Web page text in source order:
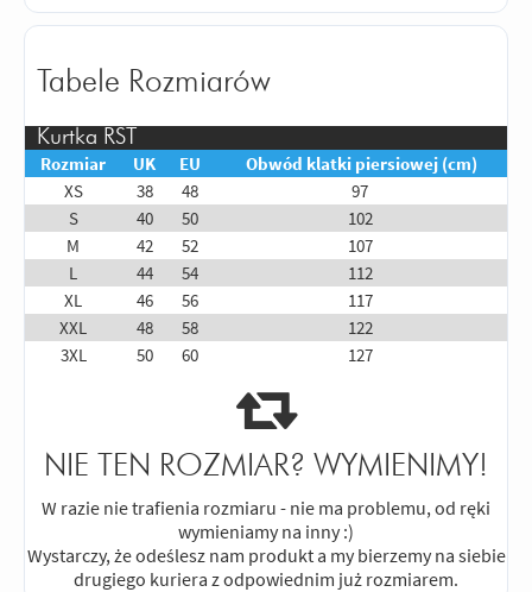
Tabele Rozmiarów
Kurtka RST
Rozmiar
UK EU
Obwód klatki piersiowej (cm)
XS
38 48
97
S
40 50
102
M
42 52
107
L
44 54
112
XL
46 56
117
XXL
48 58
122
3XL
50 60 127
NIE TEN ROZMIAR? WYMIENIMY!
W razie nie trafienia rozmiaru - nie ma problemu, od ręki
wymieniamy na inny :)
Wystarczy, że odeślesz nam produkt a my bierzemy na siebie
drugiego kuriera z odpowiednim już rozmiarem.